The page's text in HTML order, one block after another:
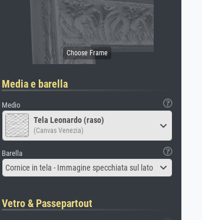
Media e barella
Medio
Tela Leonardo (raso)
(Canvas Venezia)
Barella
Cornice in tela - Immagine specchiata sul lato
Vetro & Passepartout